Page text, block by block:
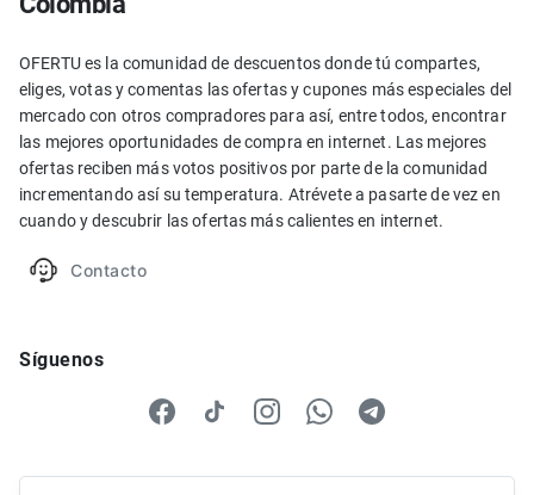
OFERTU es la comunidad de descuentos donde tú compartes,
eliges, votas y comentas las ofertas y cupones más especiales del
mercado con otros compradores para así, entre todos, encontrar
las mejores oportunidades de compra en internet. Las mejores
ofertas reciben más votos positivos por parte de la comunidad
incrementando así su temperatura. Atrévete a pasarte de vez en
cuando y descubrir las ofertas más calientes en internet.
Contacto
Síguenos